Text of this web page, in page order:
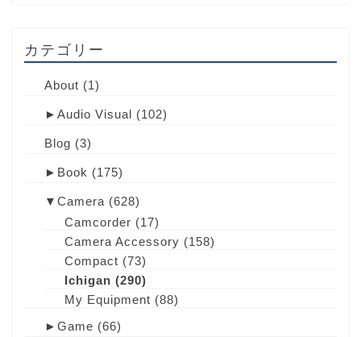
カテゴリー
About (1)
► Audio Visual (102)
Blog (3)
► Book (175)
▼ Camera (628)
Camcorder (17)
Camera Accessory (158)
Compact (73)
Ichigan (290)
My Equipment (88)
► Game (66)